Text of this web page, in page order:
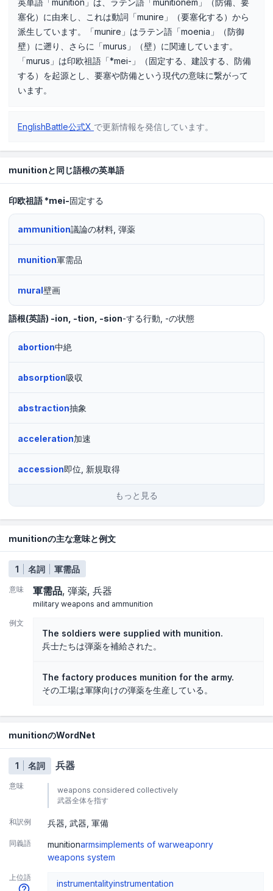
英単語「munition」は、ラテン語「munitionem」（防備、要
塞化）に由来し、これは動詞「munire」（要塞化する）から
派生しています。「munire」はラテン語「moenia」（防御
壁）に遡り、さらに「murus」（壁）に関連しています。
「murus」は印欧祖語「*mei-」（固定する、建設する、防備
する）を起源とし、要塞や防備という現代の意味に繋がって
います。
EnglishBattle公式X で更新情報を発信しています。
munitionと同じ語根の英単語
印欧祖語*mei-固定する
ammunition議論の材料, 弾薬
munition軍需品
mural壁画
語根(英語) -ion, -tion, -sion-する行動 -の状態
abortion中絶
absorption吸収
abstraction抽象
acceleration加速
accession即位, 新規取得
もっと見る
munitionの主な意味と例文
1 名詞 軍需品
意味 軍需品 弾薬 兵器
military weapons and ammunition
例文
The soldiers were supplied with munition.
兵士たちは弾薬を補給された。
The factory produces munition for the army.
その工場は軍隊向けの弾薬を生産している。
munitionのWordNet
1 名詞 兵器
意味
weapons considered collectively
武器全体を指す
和訳例 兵器 武器 軍備
同義語 munitionarmsimplements of warweaponry
weapons system
上位語
instrumentalityinstrumentation